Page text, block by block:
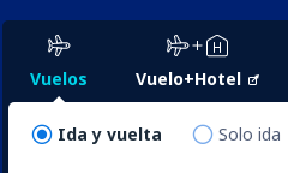
Vuelos Vuelo+Hotel
Ida y vuelta Solo ida